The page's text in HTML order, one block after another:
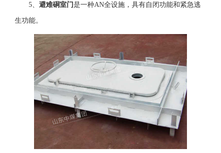
5、 避难硐室门是一种AN全设施，具有自闭功能和紧急逃
生功能。